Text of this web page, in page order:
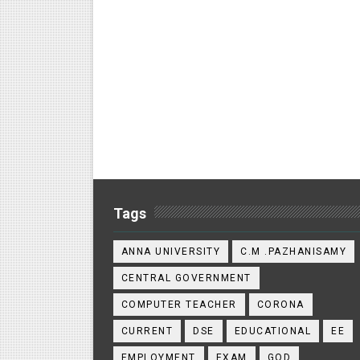
Tags
ANNA UNIVERSITY C.M .PAZHANISAMY
CENTRAL GOVERNMENT
COMPUTER TEACHER CORONA
CURRENT DSE EDUCATIONAL EE
EMPLOYMENT EXAM GOD